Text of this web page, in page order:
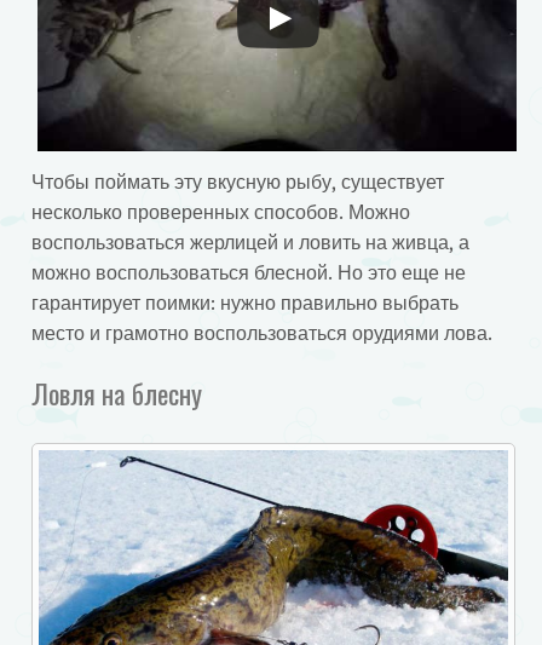
Чтобы поймать эту вкусную рыбу, существует
несколько проверенных способов. Можно
воспользоваться жерлицей и ловить на живца, а
можно воспользоваться блесной. Но это еще не
гарантирует поимки: нужно правильно выбрать
место и грамотно воспользоваться орудиями лова.
Ловля на блесну